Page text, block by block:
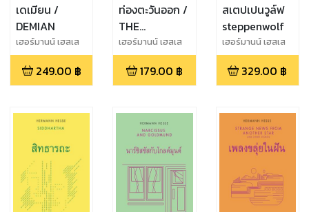
เดเมียน /
DEMIAN
เฮอร์มานน์ เฮสเส
(Hermann Hesse)
249.00 ฿
ท่องตะวันออก /
THE
JOURNEY TO
THE EAST
เฮอร์มานน์ เฮสเส
(Hermann Hesse)
179.00 ฿
สเตปเปนวูล์ฟ
steppenwolf
เฮอร์มานน์ เฮสเส
(Hermann Hesse)
329.00 ฿